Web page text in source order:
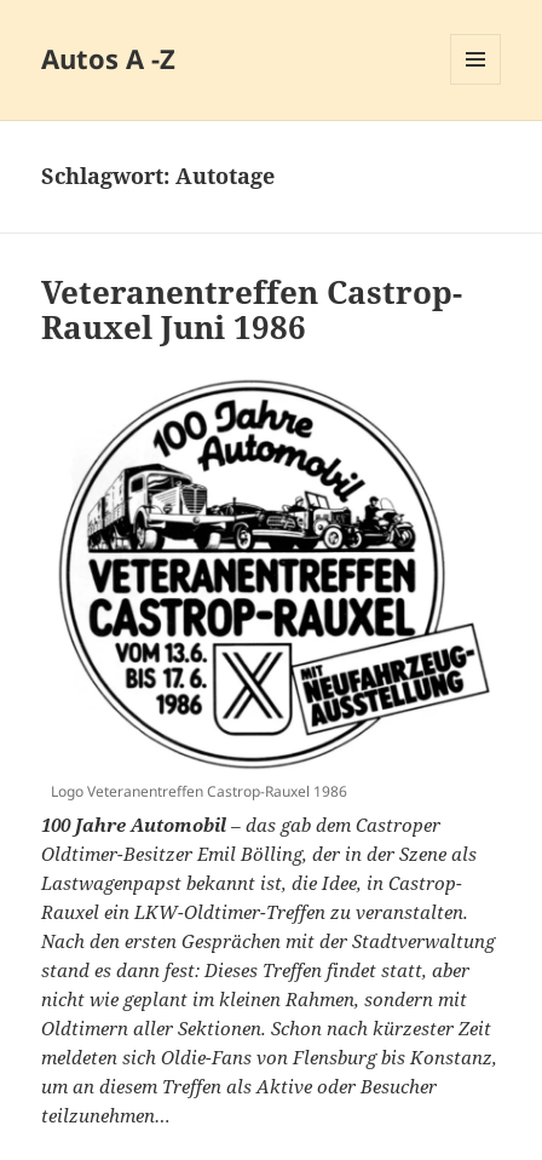
Autos A -Z
Schlagwort:Autotage
Veteranentreffen Castrop-
Rauxel Juni 1986
Logo Veteranentreffen Castrop-Rauxel 1986
100 Jahre Automobil– das gab dem Castroper
Oldtimer-Besitzer Emil Bölling, der in der Szene als
Lastwagenpapst bekannt ist, die Idee, in Castrop-
Rauxel ein LKW-Oldtimer-Treffen zu veranstalten.
Nach den ersten Gesprächen mit der Stadtverwaltung
stand es dann fest: Dieses Treffen findet statt, aber
nicht wie geplant im kleinen Rahmen, sondern mit
Oldtimern aller Sektionen. Schon nach kürzester Zeit
meldeten sich Oldie-Fans von Flensburg bis Konstanz,
um an diesem Treffen als Aktive oder Besucher
teilzunehmen…